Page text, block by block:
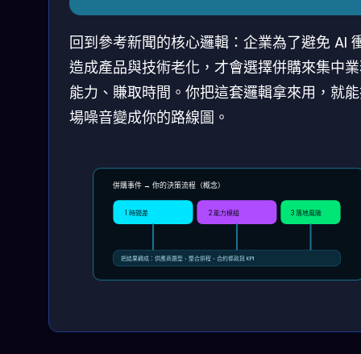
回到參考新聞的核心邏輯：企業為了避免 AI
造成產品與技術老化，才會選擇併購來集中
能力、賺取時間。你把這套邏輯拿來用，就
場噪音變成你的路線圖。
併購事件 → 你的決策流程（概念）
1 時間差 2 能力模組 3 落地風險
把結果轉成：供應商選型、整合排程、合約條款與 KPI